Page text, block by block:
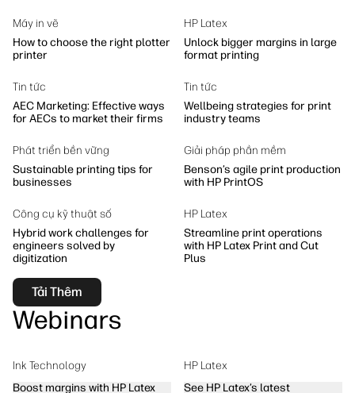
Máy in vẽ
How to choose the right plotter
printer
HP Latex
Unlock bigger margins in large
format printing
Tin tức
AEC Marketing: Effective ways
for AECs to market their firms
Tin tức
Wellbeing strategies for print
industry teams
Phát triển bền vững
Sustainable printing tips for
businesses
Giải pháp phần mềm
Benson’s agile print production
with HP PrintOS
Công cụ kỹ thuật số
Hybrid work challenges for
engineers solved by
digitization
HP Latex
Streamline print operations
with HP Latex Print and Cut
Plus
Tải Thêm
Webinars
Ink Technology
Boost margins with HP Latex
HP Latex
See HP Latex’s latest